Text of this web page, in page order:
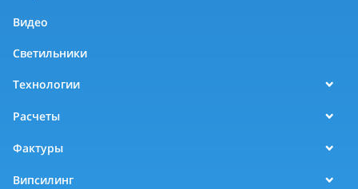
Видео
Светильники
Технологии
Расчеты
Фактуры
Випсилинг